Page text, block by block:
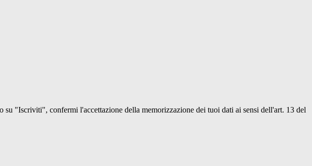
"Iscriviti", confermi l'accettazione della memorizzazione dei tuoi dati ai sensi dell'art. 13 del